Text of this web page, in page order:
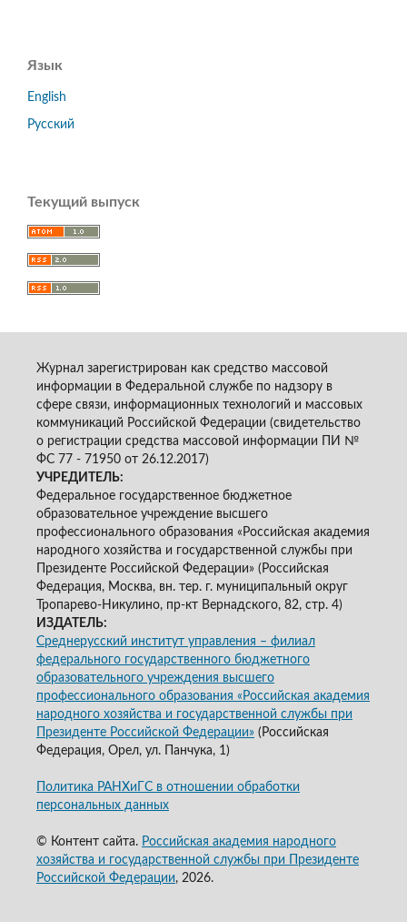
Язык
English
Русский
Текущий выпуск
Журнал зарегистрирован как средство массовой
информации в Федеральной службе по надзору в
сфере связи, информационных технологий и массовых
коммуникаций Российской Федерации (свидетельство
о регистрации средства массовой информации ПИ №
ФС 77 - 71950 от 26.12.2017)
УЧРЕДИТЕЛЬ:
Федеральное государственное бюджетное
образовательное учреждение высшего
профессионального образования «Российская академия
народного хозяйства и государственной службы при
Президенте Российской Федерации» (Российская
Федерация, Москва, вн. тер. г. муниципальный округ
Тропарево-Никулино, пр-кт Вернадского, 82, стр. 4)
ИЗДАТЕЛЬ:
Среднерусский институт управления – филиал
федерального государственного бюджетного
образовательного учреждения высшего
профессионального образования «Российская академия
народного хозяйства и государственной службы при
Президенте Российской Федерации»(Российская
Федерация, Орел, ул. Панчука, 1)
Политика РАНХиГС в отношении обработки
персональных данных
© Контент сайта. Российская академия народного
хозяйства и государственной службы при Президенте
Российской Федерации, 2026.